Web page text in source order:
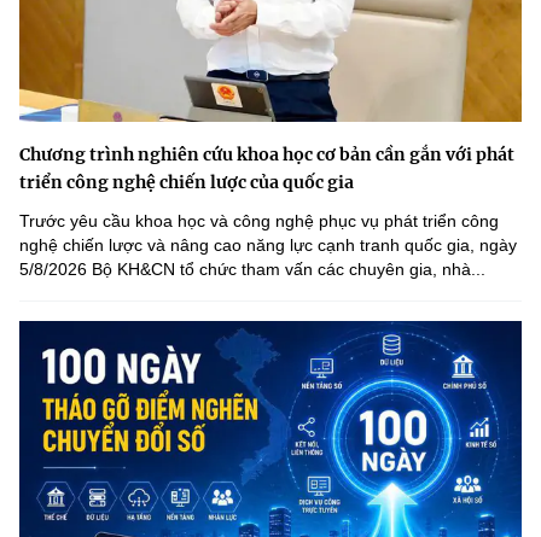
Chương trình nghiên cứu khoa học cơ bản cần gắn với phát
triển công nghệ chiến lược của quốc gia
Trước yêu cầu khoa học và công nghệ phục vụ phát triển công
nghệ chiến lược và nâng cao năng lực cạnh tranh quốc gia, ngày
5/8/2026 Bộ KH&CN tổ chức tham vấn các chuyên gia, nhà...